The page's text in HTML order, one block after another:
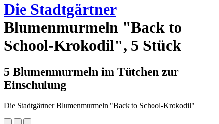
Die Stadtgärtner
Blumenmurmeln "Back to
School-Krokodil", 5 Stück
5 Blumenmurmeln im Tütchen zur
Einschulung
Die Stadtgärtner Blumenmurmeln "Back to School-Krokodil"